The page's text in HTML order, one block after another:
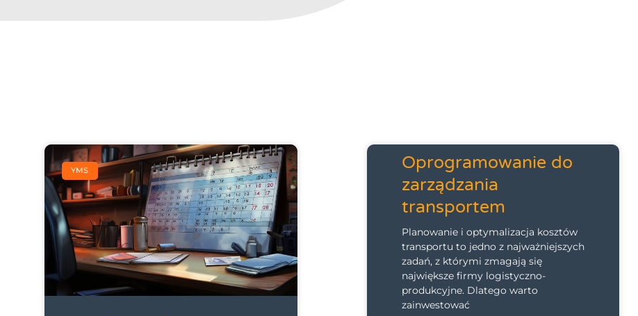
YMS
Oprogramowanie do
zarządzania
transportem
Planowanie i optymalizacja kosztów
transportu to jedno z najważniejszych
zadań, z którymi zmagają się
największe firmy logistyczno-
produkcyjne. Dlatego warto
zainwestować